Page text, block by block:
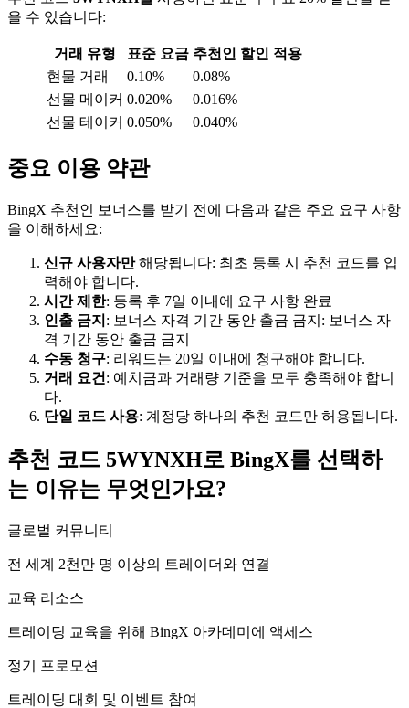
을 수 있습니다:
거래 유형 표준 요금 추천인 할인 적용
현물 거래
0.10%
0.08%
선물 메이커 0.020%
0.016%
선물 테이커 0.050% 0.040%
중요 이용 약관
BingX 추천인 보너스를 받기 전에 다음과 같은 주요 요구 사항
을 이해하세요:
신규 사용자만해당됩니다: 최초 등록 시 추천 코드를 입
력해야 합니다.
시간 제한: 등록 후 7일 이내에 요구 사항 완료
인출 금지 : 보너스 자격 기간 동안 출금 금지: 보너스 자
격 기간 동안 출금 금지
수동 청구: 리워드는 20일 이내에 청구해야 합니다.
거래 요건 : 예치금과 거래량 기준을 모두 충족해야 합니
다.
단일 코드 사용: 계정당 하나의 추천 코드만 허용됩니다.
추천 코드 5WYNXH로 BingX를 선택하
는 이유는 무엇인가요?
글로벌 커뮤니티
전 세계 2천만 명 이상의 트레이더와 연결
교육 리소스
트레이딩 교육을 위해 BingX 아카데미에 액세스
정기 프로모션
트레이딩 대회 및 이벤트 참여